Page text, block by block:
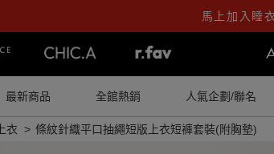
馬上加入睡
最新商品 全館熱銷 人氣企劃/聯名
上衣 條紋針織平口抽繩短版上衣短褲套裝(附胸墊)